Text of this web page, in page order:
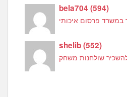
bela704(594)
במשרד פרסום איכותי
shelib(552)
שולחנות משחק